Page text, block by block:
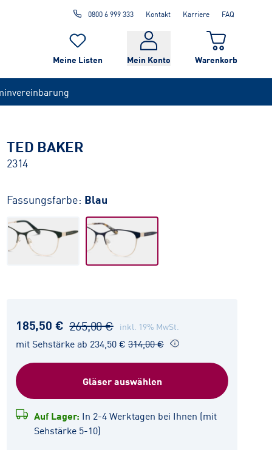
0800 6 999 333 Kontakt Karriere FAQ
Meine Listen Mein Konto Warenkorb
TED BAKER
2314
Fassungsfarbe: Blau
185,50 € 265,00 € inkl. 19% MwSt.
mit Sehstärke ab 234,50 € 314,00 €
Gläser auswählen
Auf Lager: In 2-4 Werktagen bei Ihnen (mit
Sehstärke 5-10)